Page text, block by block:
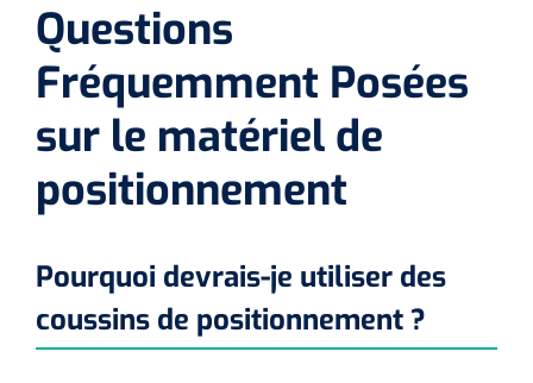
Questions
Fréquemment Posées
sur le matériel de
positionnement
Pourquoi devrais-je utiliser des
coussins de positionnement ?